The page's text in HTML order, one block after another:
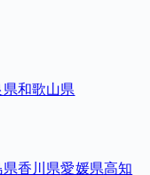
県和歌山県
県香川県愛媛県高知